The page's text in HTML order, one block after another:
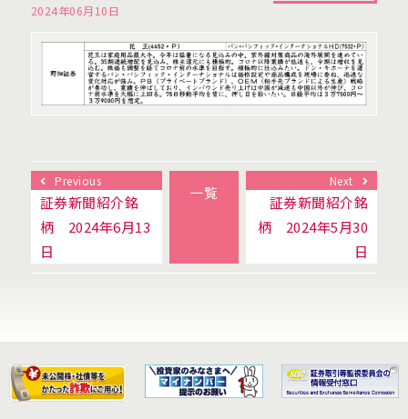
2024年06月10日
Previous
証券新聞紹介銘
柄 2024年6月13
日
一覧
Next
証券新聞紹介銘
柄 2024年5月30
日